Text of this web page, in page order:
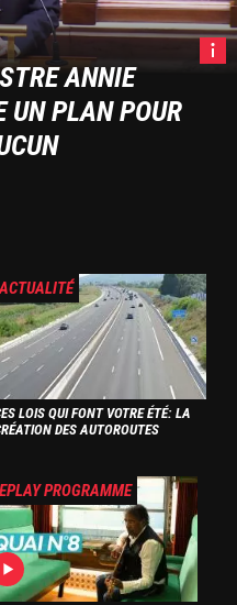
ANNIE
UN PLAN POUR
ACTUALITÉ
LOIS QUI FONT VOTRE ÉTÉ: LA
DES AUTOROUTES
PROGRAMME